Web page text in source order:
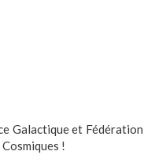
Galactique et Fédération
!